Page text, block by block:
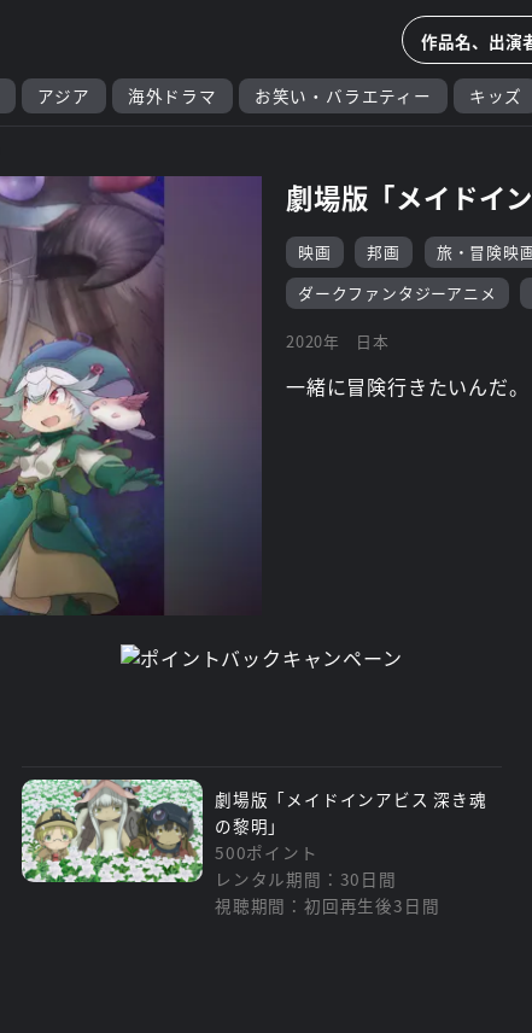
アジア 海外ドラマ お笑い・バラエティー キッズ
劇場版「メイドイ
映画 邦画
旅・冒険映
ダークファンタジーアニメ
2020年 日本
一緒に冒険行きたいんだ。
劇場版「メイドインアビス 深き魂
の黎明」
500ポイント
レンタル期間：30日間
視聴期間：初回再生後3日間